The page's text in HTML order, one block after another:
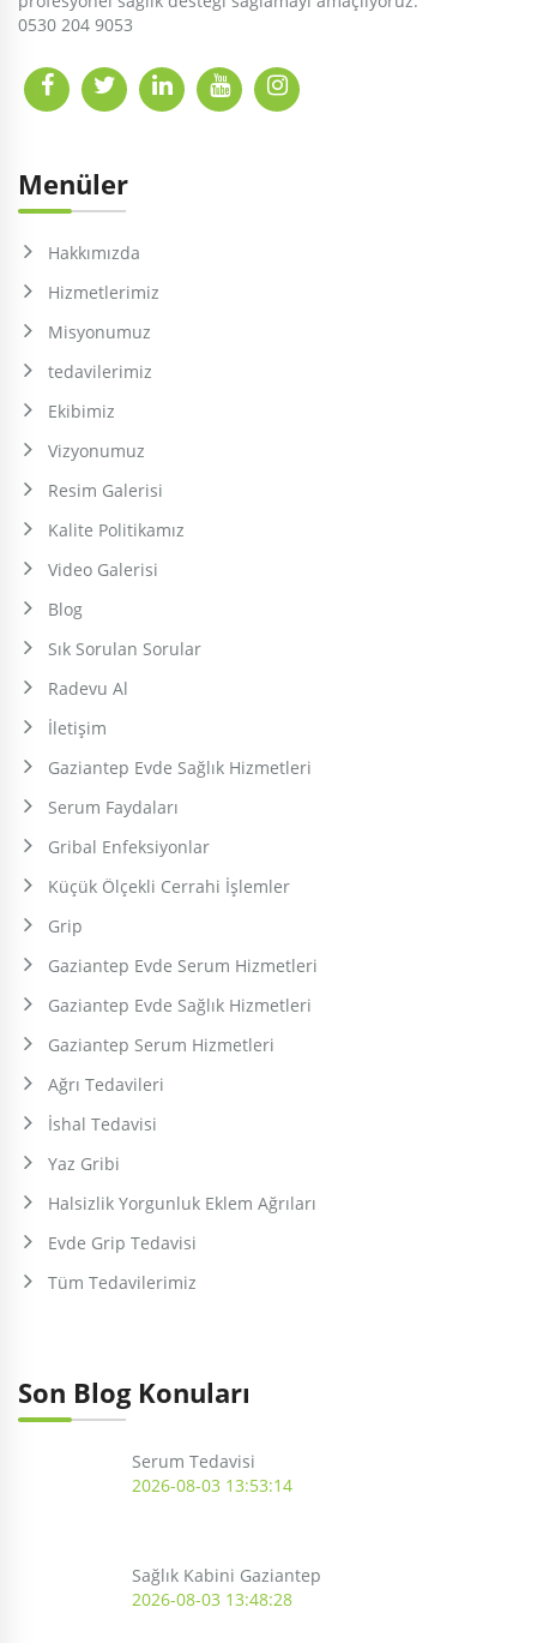
0530 204 9053
Menüler
Hakkımızda
Hizmetlerimiz
Misyonumuz
tedavilerimiz
Ekibimiz
Vizyonumuz
Resim Galerisi
Kalite Politikamız
Video Galerisi
Blog
Sık Sorulan Sorular
Radevu Al
İletişim
Gaziantep Evde Sağlık Hizmetleri
Serum Faydaları
Gribal Enfeksiyonlar
Küçük Ölçekli Cerrahi İşlemler
Grip
Gaziantep Evde Serum Hizmetleri
Gaziantep Evde Sağlık Hizmetleri
Gaziantep Serum Hizmetleri
Ağrı Tedavileri
İshal Tedavisi
Yaz Gribi
Halsizlik Yorgunluk Eklem Ağrıları
Evde Grip Tedavisi
Tüm Tedavilerimiz
Son Blog Konuları
Serum Tedavisi
2026-08-03 13:53:14
Sağlık Kabini Gaziantep
2026-08-03 13:48:28